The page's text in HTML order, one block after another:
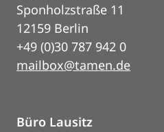
Sponholzstraße 11
12159 Berlin
+49 (0)30 787 942 0
mailbox@tamen.de
Büro Lausitz